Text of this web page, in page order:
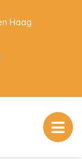
Haag